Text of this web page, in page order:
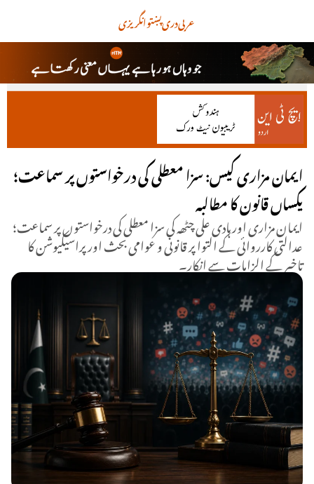
انگریزیپښتودریعربی
ایمان مزاری کیس: سزا معطلی کی درخواستوں پر سماعت؛
یکساں قانون کا مطالبہ
ایمان مزاری اور ہادی علی چٹھہ کی سزا معطلی کی درخواستوں پر سماعت؛
عدالتی کارروائی کے التوا پر قانونی و عوامی بحث اور پراسیکیوشن کا
تاخیر کے الزامات سے انکار۔